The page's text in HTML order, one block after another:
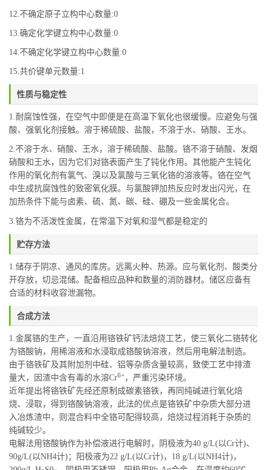
12.不确定原子立构中心数量:0
13.确定化学键立构中心数量:0
14.不确定化学键立构中心数量:0
15.共价键单元数量:1
性质与稳定性
1.耐腐蚀性强，在空气中即便是在高温下氧化也很缓慢。应避免与强
酸、强氧化剂接触。溶于稀硫酸、盐酸，不溶于水、硝酸、王水。
2.不溶于水、硝酸、王水，溶于稀硫酸、盐酸。铬不溶于硝酸、发烟
硝酸和王水，因为它们对铬表面产生了钝化作用。其他能产生钝化
作用的氧化剂有氯气、溴以及氯酸与三氧化铬的溶液等。铬在空气
中生成抗腐蚀性的致密氧化膜。与氯酸钾加热反应时发出闪光，在
加热条件下能与卤素、硫、氮、碳、硅、硼及一些金属化合。
3.铬为不活泼性金属，在常温下对氧和湿气都是稳定的
贮存方法
1.储存于阴凉、通风的库房。远离火种、热源。应与氧化剂、酸类分
开存放，切忌混储。配备相应品种和数量的消防器材。储区应备有
合适的材料收容泄漏物。
合成方法
1.金属铬的生产，一直沿用铬铁矿钙法焙烧工艺，使三氧化二铬转化
为铬酸钠，用稀溶液和水浸取成铬酸钠溶液，然后用电解法制造。
由于铬铁矿及其附加剂中硅、铝等杂质含量较高，致使工艺中排渣
量大，因渣中含有毒的水溶Cr6+，严重污染环境。
近年提出将铬铁矿先经还原制成碳素铬铁，再同纯碱进行氧化焙
烧、浸取，得到铬酸钠溶液，此法的优点是铬铁矿中杂质大部分进
入冶炼渣中，则混合料中全铬可配得较高，焙烧过程消耗于杂质的
纯碱较少。
电解法用铬酸钠作为补偿液进行电解时，阴极液为40 g/L(以Cr计)、
90g/L(以NH4计)；阳极液为22 g/L(以Cr计)，18 g/L(以NH4计)，